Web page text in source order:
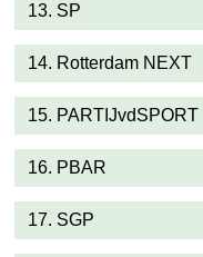
13. SP
14. Rotterdam NEXT
15. PARTIJvdSPORT
16. PBAR
17. SGP